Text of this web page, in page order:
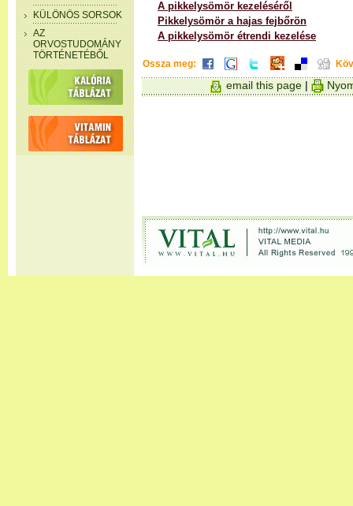
KÜLÖNÖS SORSOK
AZ
ORVOSTUDOMÁNY
TÖRTÉNETÉBŐL
A pikkelysömör kezeléséről
Pikkelysömör a hajas fejbőrön
A pikkelysömör étrendi kezelése
Ossza meg:
email this page |